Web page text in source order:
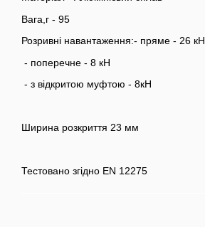
Вага,г - 95
Розривні навантаження:- пряме - 26 кН
- поперечне - 8 кН
- з відкритою муфтою - 8кН
Ширина розкриття 23 мм
Тестовано згідно EN 12275